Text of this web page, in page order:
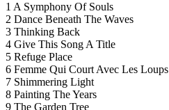
1 A Symphony Of Souls
2 Dance Beneath The Waves
3 Thinking Back
4 Give This Song A Title
5 Refuge Place
6 Femme Qui Court Avec Les Loups
7 Shimmering Light
8 Painting The Years
9 The Garden Tree